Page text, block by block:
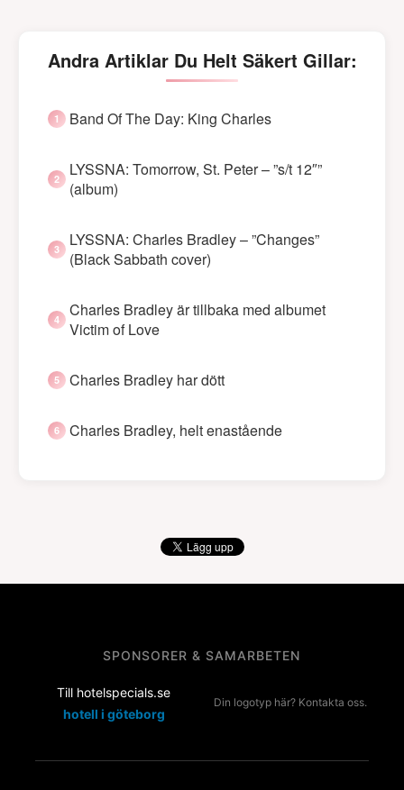
Andra Artiklar Du Helt Säkert Gillar:
Band Of The Day: King Charles
LYSSNA: Tomorrow, St. Peter – ”s/t 12″”
(album)
LYSSNA: Charles Bradley – ”Changes”
(Black Sabbath cover)
Charles Bradley är tillbaka med albumet
Victim of Love
Charles Bradley har dött
Charles Bradley, helt enastående
SPONSORER & SAMARBETEN
Till hotelspecials.se
hotell i göteborg
Din logotyp här? Kontakta oss.